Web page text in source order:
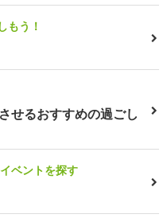
もう！
せるおすすめの過ごし
ベントを探す